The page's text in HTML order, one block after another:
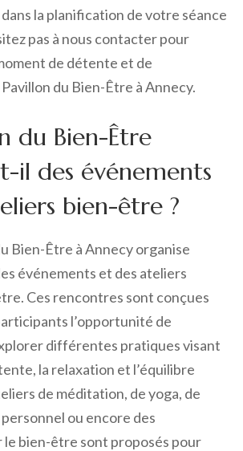
la planification de votre séance
pas à nous contacter pour
de détente et de
du Bien-Être à Annecy.
du Bien-Être
il des événements
bien-être ?
Bien-Être à Annecy organise
événements et des ateliers
Ces rencontres sont conçues
l’opportunité de
différentes pratiques visant
la relaxation et l’équilibre
de méditation, de yoga, de
ou encore des
bien-être sont proposés pour